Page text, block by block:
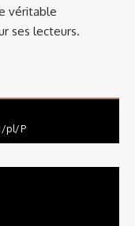
véritable
ses lecteurs.
pl/P